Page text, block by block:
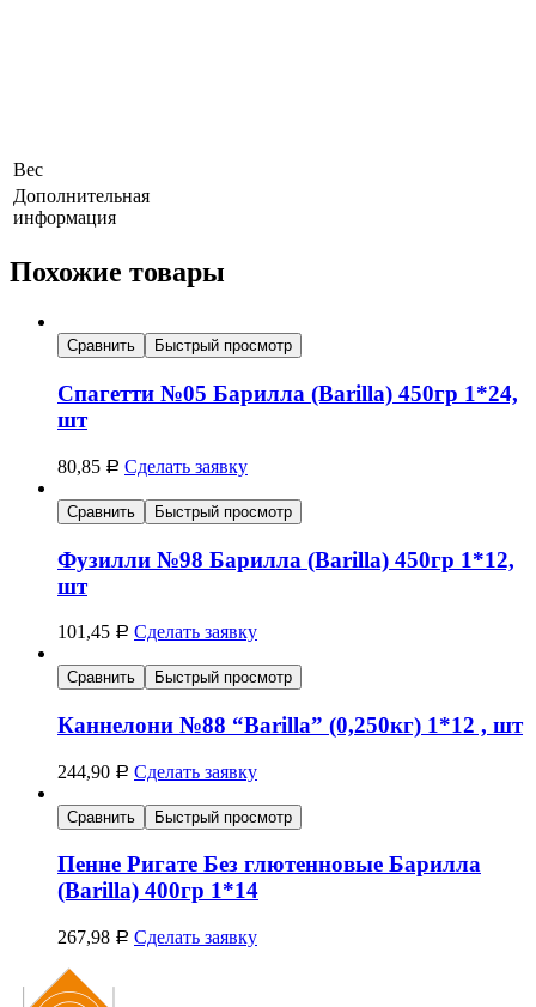
Вес
Дополнительная
информация
Похожие товары
Сравнить Быстрый просмотр
Спагетти №05 Барилла (Barilla) 450гр 1*24,
шт
80,85 Р Сделать заявку
Сравнить Быстрый просмотр
Фузилли №98 Барилла (Barilla) 450гр 1*12,
шт
101,45 Р Сделать заявку
Сравнить Быстрый просмотр
Каннелони №88 “Barilla” (0,250кг) 1*12 , шт
244,90 Р Сделать заявку
Сравнить Быстрый просмотр
Пенне Ригате Без глютенновые Барилла
(Barilla) 400гр 1*14
267,98 Р Сделать заявку